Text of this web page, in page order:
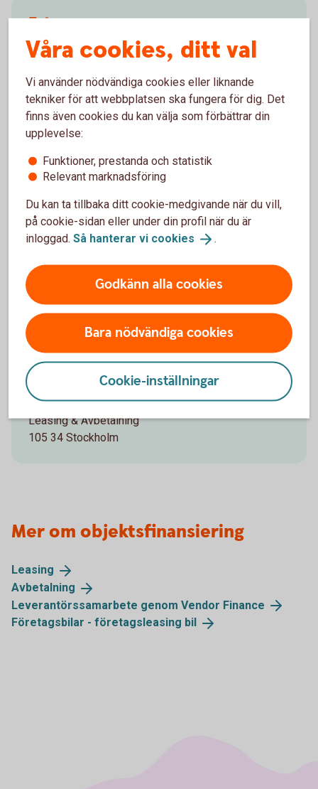
Fråga oss
Välkommen att skicka oss ett meddelande i
oss.
Kontakta oss förrådgivning
Hjälp med avtal
Hör av er om ni behöver hjälp med era befintliga
avtal hos oss.
08-58 59 86 60
finansbolagskrediter@swedbank.se
Öppettider:
Vardagar 9–15 (lunchstängt 12–13).
Adress:
Swedbank
Leasing & Avbetalning
105 34 Stockholm
Mer om objektsfinansiering
Leasing
Avbetalning
Leverantörssamarbete genom Vendor Finance
Företagsbilar - företagsleasing bil
Våra cookies, ditt val
Vi använder nödvändiga cookies eller liknande
tekniker för att webbplatsen ska fungera för dig. Det
finns även cookies du kan välja som förbättrar din
upplevelse:
Funktioner, prestanda och statistik
Relevant marknadsföring
Du kan ta tillbaka ditt cookie-medgivande när du vill,
på cookie-sidan eller under din profil när du är
inloggad. Så hanterar vi cookies .
Godkänn alla cookies
Bara nödvändiga cookies
Cookie-inställningar